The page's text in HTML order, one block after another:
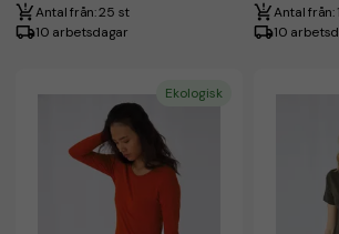
Antal från: 25 st
10 arbetsdagar
Antal från:
10
Ekologisk